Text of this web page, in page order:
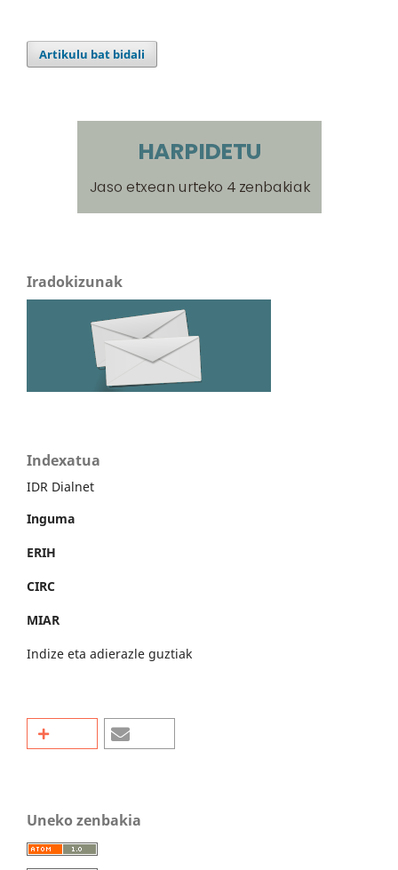
Artikulu bat bidali
Iradokizunak
Indexatua
IDR Dialnet
Inguma
ERIH
CIRC
MIAR
Indize eta adierazle guztiak
Uneko zenbakia